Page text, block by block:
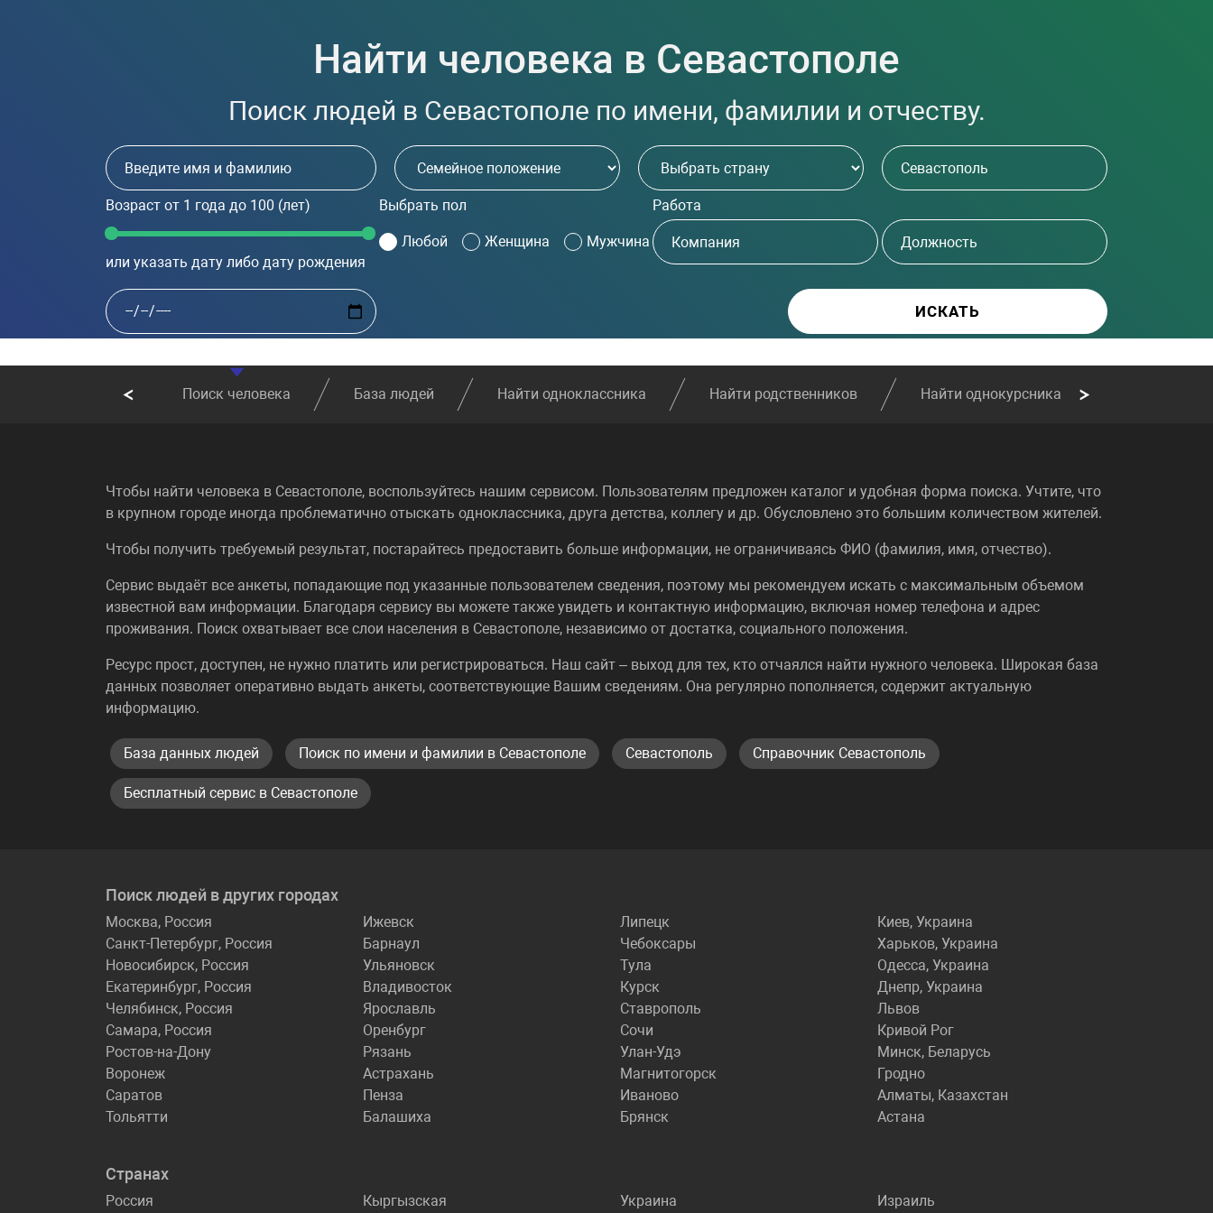
Найти человека в Севастополе
Поиск людей в Севастополе по имени, фамилии и отчеству.
Возраст от 1 года до 100 (лет)
или указать дату либо дату рождения
Выбрать пол
Любой Женщина Мужчина
Работа
Поиск человека База людей Найти одноклассника Найти родственников Найти однокурсника
Чтобы найти человека в Севастополе, воспользуйтесь нашим сервисом. Пользователям предложен каталог и удобная форма поиска. Учтите, что
в крупном городе иногда проблематично отыскать одноклассника, друга детства, коллегу и др. Обусловлено это большим количеством жителей.
Чтобы получить требуемый результат, постарайтесь предоставить больше информации, не ограничиваясь ФИО (фамилия, имя, отчество).
Сервис выдаёт все анкеты, попадающие под указанные пользователем сведения, поэтому мы рекомендуем искать с максимальным объемом
известной вам информации. Благодаря сервису вы можете также увидеть и контактную информацию, включая номер телефона и адрес
проживания. Поиск охватывает все слои населения в Севастополе, независимо от достатка, социального положения.
Ресурс прост, доступен, не нужно платить или регистрироваться. Наш сайт – выход для тех, кто отчаялся найти нужного человека. Широкая база
данных позволяет оперативно выдать анкеты, соответствующие Вашим сведениям. Она регулярно пополняется, содержит актуальную
информацию.
База данных людей Поиск по имени и фамилии в Севастополе Севастополь Справочник Севастополь
Бесплатный сервис в Севастополе
Поиск людей в других городах
Москва, Россия
Санкт-Петербург, Россия
Новосибирск, Россия
Екатеринбург, Россия
Челябинск, Россия
Самара, Россия
Ростов-на-Дону
Воронеж
Саратов
Тольятти
Ижевск
Барнаул
Ульяновск
Владивосток
Ярославль
Оренбург
Рязань
Астрахань
Пенза
Балашиха
Липецк
Чебоксары
Тула
Курск
Ставрополь
Сочи
Улан-Удэ
Магнитогорск
Иваново
Брянск
Киев, Украина
Харьков, Украина
Одесса, Украина
Днепр, Украина
Львов
Кривой Рог
Минск, Беларусь
Гродно
Алматы, Казахстан
Астана
Странах
Россия Кыргызская Украина Израиль